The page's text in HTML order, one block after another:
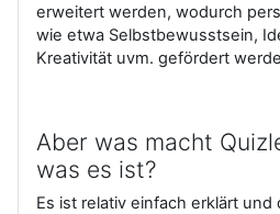
erweitert werden, wodurch
wie etwa Selbstbewusstsein,
Kreativität uvm. gefördert
Aber was macht
was es ist?
Es ist relativ einfach erklärt und